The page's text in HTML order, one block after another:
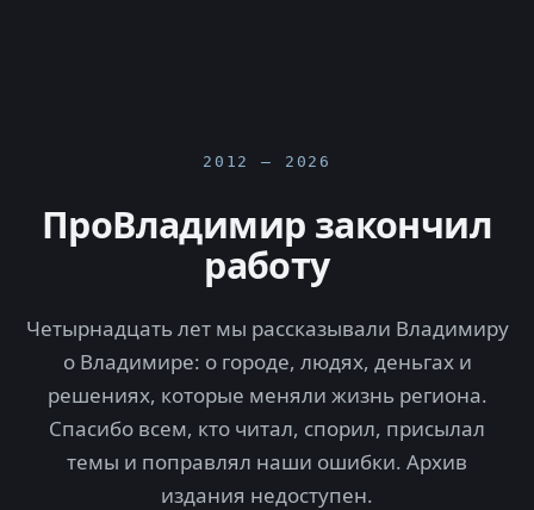
2012 — 2026
ПроВладимир закончил
работу
Четырнадцать лет мы рассказывали Владимиру
о Владимире: о городе, людях, деньгах и
решениях, которые меняли жизнь региона.
Спасибо всем, кто читал, спорил, присылал
темы и поправлял наши ошибки. Архив
издания недоступен.